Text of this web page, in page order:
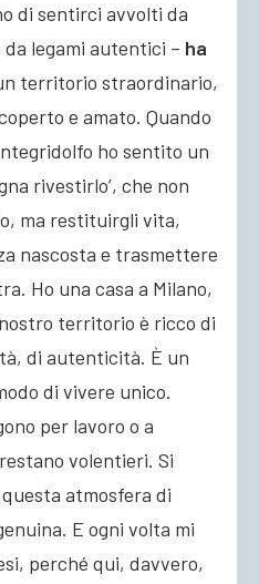
di sentirci avvolti da
legami autentici – ha
territorio straordinario,
e amato. Quando
ho sentito un
rivestirlo’, che non
ma restituirgli vita,
nascosta e trasmettere
Ho una casa a Milano,
territorio è ricco di
di autenticità. È un
di vivere unico.
per lavoro o a
volentieri. Si
atmosfera di
E ogni volta mi
perché qui, davvero,